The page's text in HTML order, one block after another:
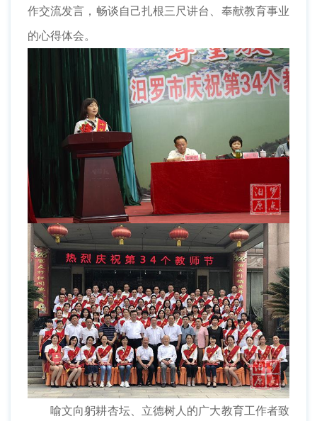
作交流发言，畅谈自己扎根三尺讲台、奉献教育事业
的心得体会。
喻文向躬耕杏坛、立德树人的广大教育工作者致